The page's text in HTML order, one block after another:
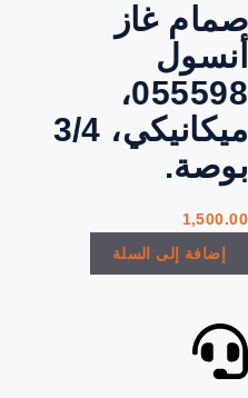
صمام غاز
أنسول
055598،
ميكانيكي، 3/4
بوصة.
1,500.00
إضافة إلى السلة